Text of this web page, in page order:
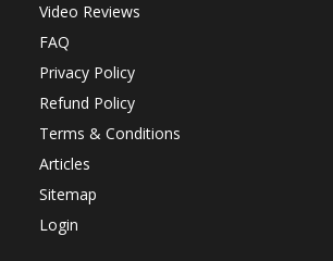
Video Reviews
FAQ
Privacy Policy
Refund Policy
Terms & Conditions
Articles
Sitemap
Login